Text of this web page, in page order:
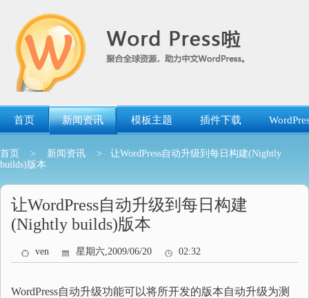
首页 新闻资讯 模板主题 插件下载
首页 > 新闻资讯
> 让WordPress自动升级到每日构建(Nightly
builds)版本
让WordPress自动升级到每日构建
(Nightly builds)版本
ven 星期六,2009/06/20 02:32
WordPress自动升级功能可以将所开发的版本自动升级为测